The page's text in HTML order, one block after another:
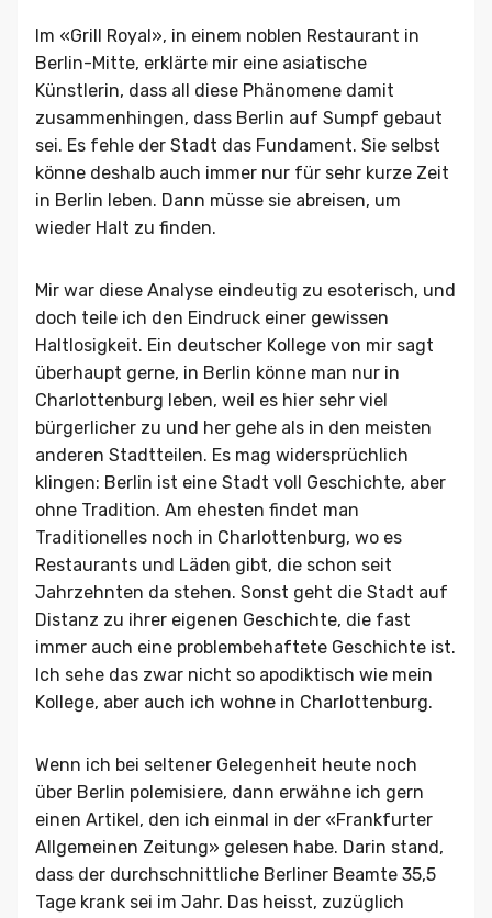
Im «Grill Royal», in einem noblen Restaurant in
Berlin-Mitte, erklärte mir eine asiatische
Künstlerin, dass all diese Phänomene damit
zusammenhingen, dass Berlin auf Sumpf gebaut
sei. Es fehle der Stadt das Fundament. Sie selbst
könne deshalb auch immer nur für sehr kurze Zeit
in Berlin leben. Dann müsse sie abreisen, um
wieder Halt zu finden.
Mir war diese Analyse eindeutig zu esoterisch, und
doch teile ich den Eindruck einer gewissen
Haltlosigkeit. Ein deutscher Kollege von mir sagt
überhaupt gerne, in Berlin könne man nur in
Charlottenburg leben, weil es hier sehr viel
bürgerlicher zu und her gehe als in den meisten
anderen Stadtteilen. Es mag widersprüchlich
klingen: Berlin ist eine Stadt voll Geschichte, aber
ohne Tradition. Am ehesten findet man
Traditionelles noch in Charlottenburg, wo es
Restaurants und Läden gibt, die schon seit
Jahrzehnten da stehen. Sonst geht die Stadt auf
Distanz zu ihrer eigenen Geschichte, die fast
immer auch eine problembehaftete Geschichte ist.
Ich sehe das zwar nicht so apodiktisch wie mein
Kollege, aber auch ich wohne in Charlottenburg.
Wenn ich bei seltener Gelegenheit heute noch
über Berlin polemisiere, dann erwähne ich gern
einen Artikel, den ich einmal in der «Frankfurter
Allgemeinen Zeitung» gelesen habe. Darin stand,
dass der durchschnittliche Berliner Beamte 35,5
Tage krank sei im Jahr. Das heisst, zuzüglich